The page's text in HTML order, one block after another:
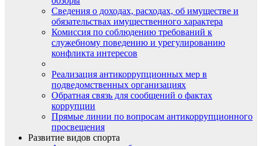
Сведения о доходах, расходах, об имуществе и
обязательствах имущественного характера
Комиссия по соблюдению требований к
служебному поведению и урегулированию
конфликта интересов
Реализация антикоррупционных мер в
подведомственных организациях
Обратная связь для сообщений о фактах
коррупции
Прямые линии по вопросам антикоррупционного
просвещения
Развитие видов спорта